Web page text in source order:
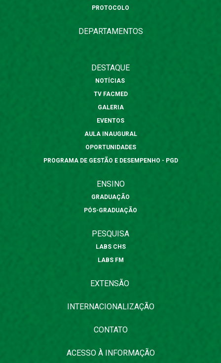
PROTOCOLO
DEPARTAMENTOS
DESTAQUE
NOTÍCIAS
TV FACMED
GALERIA
EVENTOS
AULA INAUGURAL
OPORTUNIDADES
PROGRAMA DE GESTÃO E DESEMPENHO - PGD
ENSINO
GRADUAÇÃO
PÓS-GRADUAÇÃO
PESQUISA
LABS CHS
LABS FM
EXTENSÃO
INTERNACIONALIZAÇÃO
CONTATO
ACESSO À INFORMAÇÃO